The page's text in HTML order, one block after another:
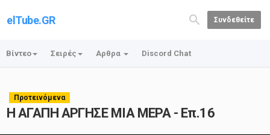
elTube.GR Συνδεθείτε
Βίντεο Σειρές Αρθρα Discord Chat
Προτεινόμενα
Η ΑΓΑΠΗ ΑΡΓΗΣΕ ΜΙΑ ΜΕΡΑ - Επ.16